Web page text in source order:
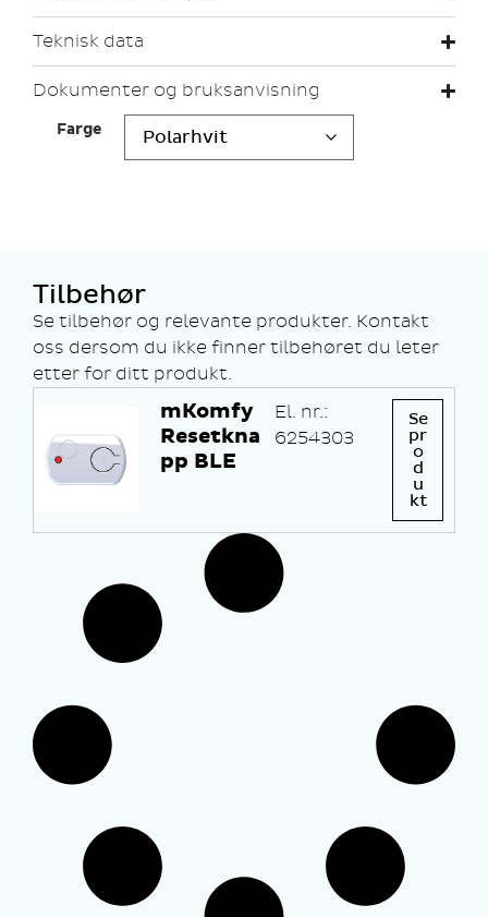
Teknisk data
Dokumenter og bruksanvisning
Farge
Tilbehør
Se tilbehør og relevante produkter. Kontakt
oss dersom du ikke finner tilbehøret du leter
etter for ditt produkt.
mKomfy
Resetkna
pp BLE
El. nr.:
6254303
Se
pr
o
d
u
kt